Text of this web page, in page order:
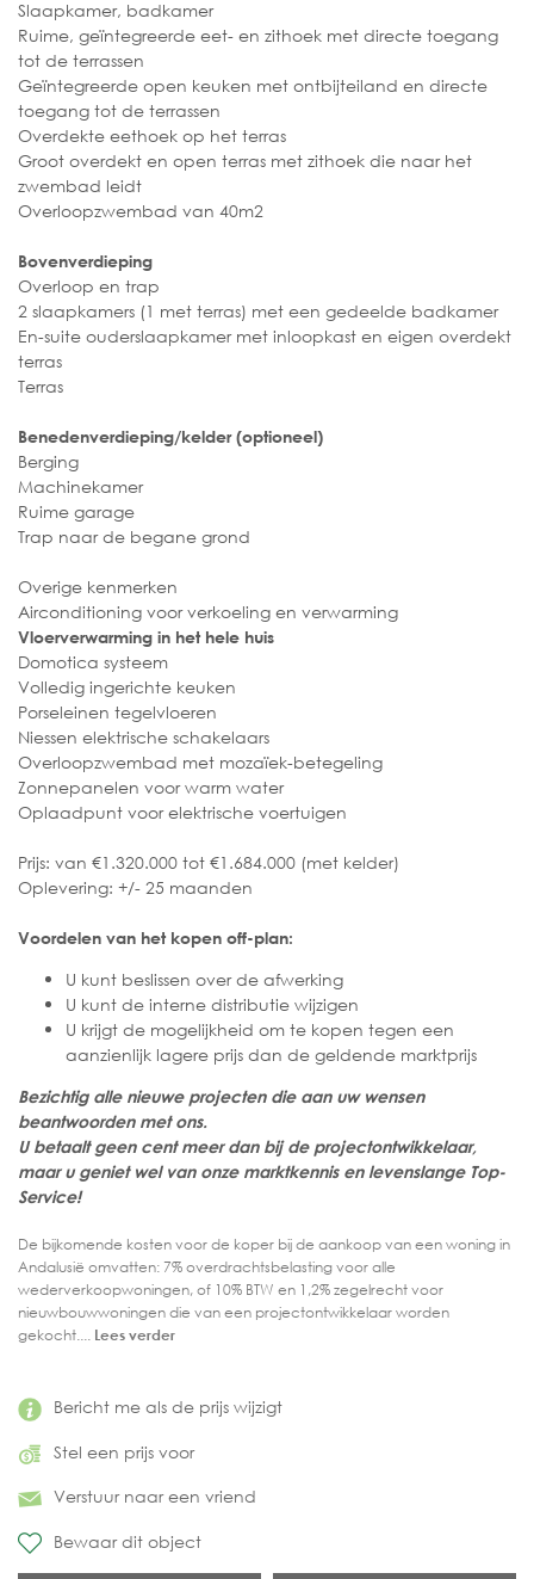
Bericht me als de prijs wijzigt
Stel een prijs voor
Verstuur naar een vriend
Bewaar dit object
Slaapkamer, badkamer
Ruime, geïntegreerde eet- en zithoek met directe toegang
tot de terrassen
Geïntegreerde open keuken met ontbijteiland en directe
toegang tot de terrassen
Overdekte eethoek op het terras
Groot overdekt en open terras met zithoek die naar het
zwembad leidt
Overloopzwembad van 40m2
Bovenverdieping
Overloop en trap
2 slaapkamers (1 met terras) met een gedeelde badkamer
En-suite ouderslaapkamer met inloopkast en eigen overdekt
terras
Terras
Benedenverdieping/kelder (optioneel)
Berging
Machinekamer
Ruime garage
Trap naar de begane grond
Overige kenmerken
Airconditioning voor verkoeling en verwarming
Vloerverwarming in het hele huis
Domotica systeem
Volledig ingerichte keuken
Porseleinen tegelvloeren
Niessen elektrische schakelaars
Overloopzwembad met mozaïek-betegeling
Zonnepanelen voor warm water
Oplaadpunt voor elektrische voertuigen
Prijs: van €1.320.000 tot €1.684.000 (met kelder)
Oplevering: +/- 25 maanden
Voordelen van het kopen off-plan:
U kunt beslissen over de afwerking
U kunt de interne distributie wijzigen
U krijgt de mogelijkheid om te kopen tegen een
aanzienlijk lagere prijs dan de geldende marktprijs
Bezichtig alle nieuwe projecten die aan uw wensen
beantwoorden met ons.
U betaalt geen cent meer dan bij de projectontwikkelaar,
maar u geniet wel van onze marktkennis en levenslange Top-
Service!
De bijkomende kosten voor de koper bij de aankoop van een woning in
Andalusië omvatten: 7% overdrachtsbelasting voor alle
wederverkoopwoningen, of 10% BTW en 1,2% zegelrecht voor
nieuwbouwwoningen die van een projectontwikkelaar worden
gekocht.... Lees verder